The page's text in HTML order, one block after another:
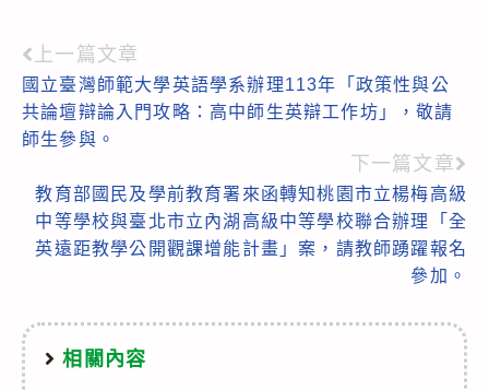
Read
more
articles
上一篇文章
國立臺灣師範大學英語學系辦理113年「政策性與公
共論壇辯論入門攻略：高中師生英辯工作坊」，敬請
師生參與。
下一篇文章
教育部國民及學前教育署來函轉知桃園市立楊梅高級
中等學校與臺北市立內湖高級中等學校聯合辦理「全
英遠距教學公開觀課增能計畫」案，請教師踴躍報名
參加。
相關內容